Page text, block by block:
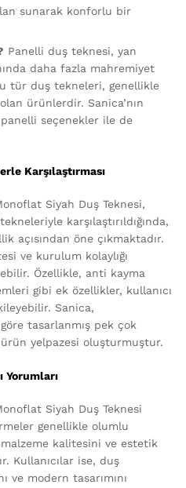
sunarak konforlu bir
Panelli duş teknesi, yan
daha fazla mahremiyet
tür duş tekneleri, genellikle
ürünlerdir. Sanica’nın
seçenekler ile de
Karşılaştırması
Siyah Duş Teknesi,
karşılaştırıldığında,
açısından öne çıkmaktadır.
ve kurulum kolaylığı
Özellikle, anti kayma
gibi ek özellikler, kullanıcı
Sanica,
tasarlanmış pek çok
yelpazesi oluşturmuştur.
Yorumları
Siyah Duş Teknesi
genellikle olumlu
kalitesini ve estetik
Kullanıcılar ise, duş
ve modern tasarımını